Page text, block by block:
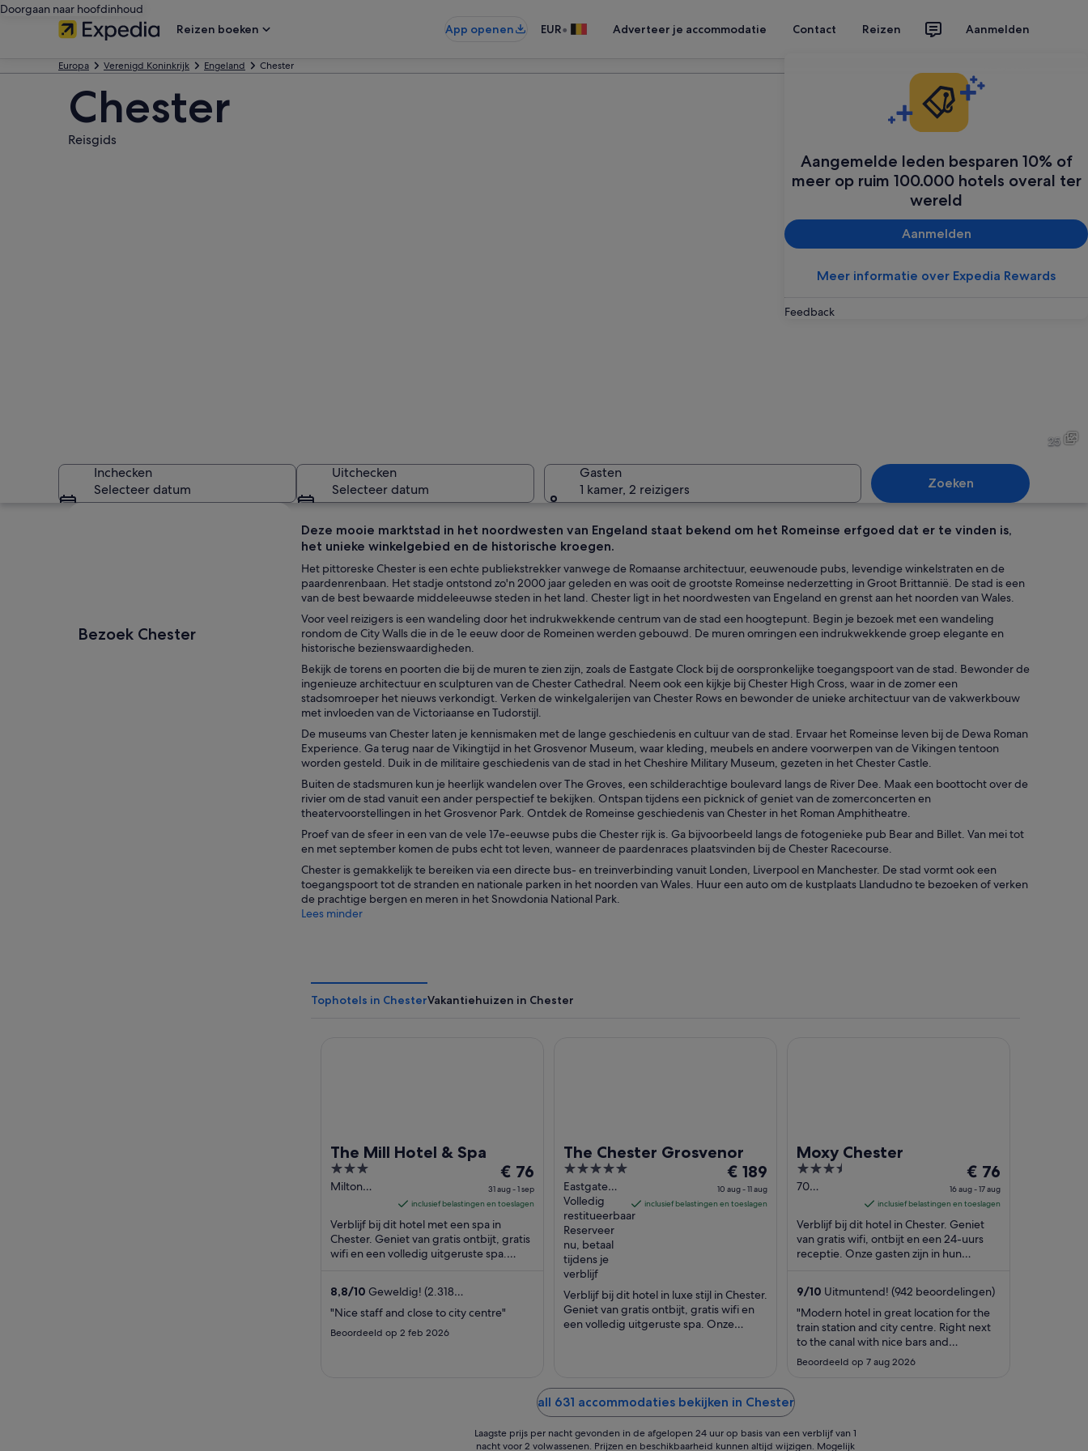
Doorgaan naar hoofdinhoud
Reizen boeken
App openen EUR• Adverteer je accommodatie Contact Reizen Aanmelden
Aangemelde leden besparen 10% of
meer op ruim 100.000 hotels overal ter
wereld
Aanmelden
Meer informatie over Expedia Rewards
Feedback
Europa Verenigd Koninkrijk Engeland Chester
Chester
Reisgids
Een historische straat met gebouwen in Tudorstijl, een opvallende klokkentoren en een centraal plein met een standbeeld.
25
Inchecken
Selecteer datum
Uitchecken
Selecteer datum
Gasten
1 kamer, 2 reizigers
Zoeken
Bezoek Chester
Deze mooie marktstad in het noordwesten van Engeland staat bekend om het Romeinse erfgoed dat er te vinden is,
het unieke winkelgebied en de historische kroegen.
Het pittoreske Chester is een echte publiekstrekker vanwege de Romaanse architectuur, eeuwenoude pubs, levendige winkelstraten en de
paardenrenbaan. Het stadje ontstond zo'n 2000 jaar geleden en was ooit de grootste Romeinse nederzetting in Groot Brittannië. De stad is een
van de best bewaarde middeleeuwse steden in het land. Chester ligt in het noordwesten van Engeland en grenst aan het noorden van Wales.
Voor veel reizigers is een wandeling door het indrukwekkende centrum van de stad een hoogtepunt. Begin je bezoek met een wandeling
rondom de City Walls die in de 1e eeuw door de Romeinen werden gebouwd. De muren omringen een indrukwekkende groep elegante en
historische bezienswaardigheden.
Bekijk de torens en poorten die bij de muren te zien zijn, zoals de Eastgate Clock bij de oorspronkelijke toegangspoort van de stad. Bewonder de
ingenieuze architectuur en sculpturen van de Chester Cathedral. Neem ook een kijkje bij Chester High Cross, waar in de zomer een
stadsomroeper het nieuws verkondigt. Verken de winkelgalerijen van Chester Rows en bewonder de unieke architectuur van de vakwerkbouw
met invloeden van de Victoriaanse en Tudorstijl.
De museums van Chester laten je kennismaken met de lange geschiedenis en cultuur van de stad. Ervaar het Romeinse leven bij de Dewa Roman
Experience. Ga terug naar de Vikingtijd in het Grosvenor Museum, waar kleding, meubels en andere voorwerpen van de Vikingen tentoon
worden gesteld. Duik in de militaire geschiedenis van de stad in het Cheshire Military Museum, gezeten in het Chester Castle.
Buiten de stadsmuren kun je heerlijk wandelen over The Groves, een schilderachtige boulevard langs de River Dee. Maak een boottocht over de
rivier om de stad vanuit een ander perspectief te bekijken. Ontspan tijdens een picknick of geniet van de zomerconcerten en
theatervoorstellingen in het Grosvenor Park. Ontdek de Romeinse geschiedenis van Chester in het Roman Amphitheatre.
Proef van de sfeer in een van de vele 17e-eeuwse pubs die Chester rijk is. Ga bijvoorbeeld langs de fotogenieke pub Bear and Billet. Van mei tot
en met september komen de pubs echt tot leven, wanneer de paardenraces plaatsvinden bij de Chester Racecourse.
Chester is gemakkelijk te bereiken via een directe bus- en treinverbinding vanuit Londen, Liverpool en Manchester. De stad vormt ook een
toegangspoort tot de stranden en nationale parken in het noorden van Wales. Huur een auto om de kustplaats Llandudno te bezoeken of verken
de prachtige bergen en meren in het Snowdonia National Park.
Lees minder
Tophotels in ChesterVakantiehuizen in Chester
The Mill Hotel & Spa
3
out
5
Milton
England
De
prijs
is
€ 76
per
nacht
aug
€ 76
31 aug - 1 sep
inclusief belastingen en toeslagen
Verblijf bij dit hotel met een spa in
Chester. Geniet van gratis ontbijt, gratis
wifi en een volledig uitgeruste spa.
8,8/10 Geweldig! (2.318
beoordelingen)
"Nice staff and close to city centre"
Beoordeeld op 2 feb 2026
The Chester Grosvenor
5
out
of
5
Eastgate
Street
Chester
England
Volledig
restitueerbaar
Reserveer
nu, betaal
tijdens je
verblijf
De
prijs
is
10
aug
tot
€ 189
10 aug - 11 aug
inclusief belastingen en toeslagen
Verblijf bij dit hotel in luxe stijl in Chester.
Geniet van gratis ontbijt, gratis wifi en
een volledig uitgeruste spa. Onze
Moxy Chester
3.5
out
5
70
Chester
England
De
prijs
is
€ 76
per
nacht
16
aug
tot
€ 76
16 aug - 17 aug
inclusief belastingen en toeslagen
Verblijf bij dit hotel in Chester. Geniet
van gratis wifi, ontbijt en een 24-uurs
receptie. Onze gasten zijn in hun
9/10 Uitmuntend! (942 beoordelingen)
"Modern hotel in great location for the
train station and city centre. Right next
to the canal with nice bars and
restaurants nearby. Bar in the hotel was
cool too and not too pricey."
Beoordeeld op 7 aug 2026
all 631 accommodaties bekijken in Chester
Laagste prijs per nacht gevonden in de afgelopen 24 uur op basis van een verblijf van 1
nacht voor 2 volwassenen. Prijzen en beschikbaarheid kunnen altijd wijzigen. Mogelijk